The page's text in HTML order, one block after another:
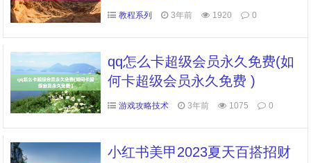
教程系列 3年前 1920 0
qq怎么卡超级会员永久免费(如
何卡超级会员永久免费 )
游戏攻略技术 3年前 1075 0
小红书美甲2023夏天百搭招财